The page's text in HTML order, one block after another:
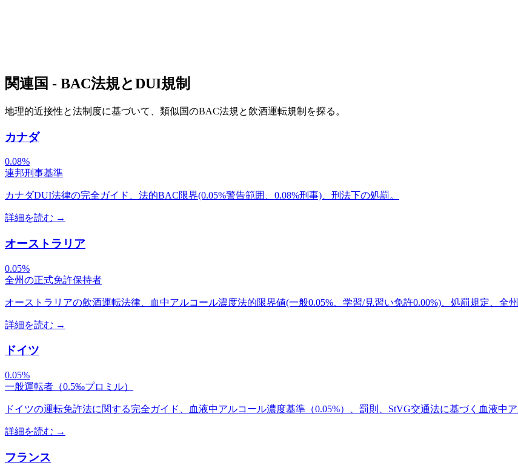
関連国 - BAC法規とDUI規制
地理的近接性と法制度に基づいて、類似国のBAC法規と飲酒運転規制を探る。
カナダ
0.08%
連邦刑事基準
カナダDUI法律の完全ガイド、法的BAC限界(0.05%警告範囲、0.08%刑事)、刑法下の処罰。
詳細を読む →
オーストラリア
0.05%
全州の正式免許保持者
オーストラリアの飲酒運転法律、血中アルコール濃度法的限界値(一般0.05%、学習/見習い免許0.00%)、処罰規定、全
詳細を読む →
ドイツ
0.05%
一般運転者（0.5‰プロミル）
ドイツの運転免許法に関する完全ガイド、血液中アルコール濃度基準（0.05%）、罰則、StVG交通法に基づく血液中
詳細を読む →
フランス